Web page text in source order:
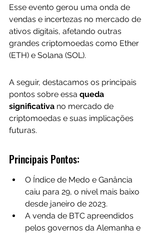
Esse evento gerou uma onda de
vendas e incertezas no mercado de
ativos digitais, afetando outras
grandes criptomoedas como Ether
(ETH) e Solana (SOL).
A seguir, destacamos os principais
pontos sobre essa queda
significativa no mercado de
criptomoedas e suas implicações
futuras.
Principais Pontos:
O Índice de Medo e Ganância
caiu para 29, o nível mais baixo
desde janeiro de 2023.
A venda de BTC apreendidos
pelos governos da Alemanha e